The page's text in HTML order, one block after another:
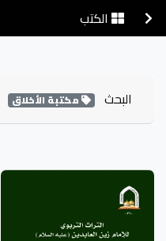
الكتب
البحث مكتبة الأخلاق